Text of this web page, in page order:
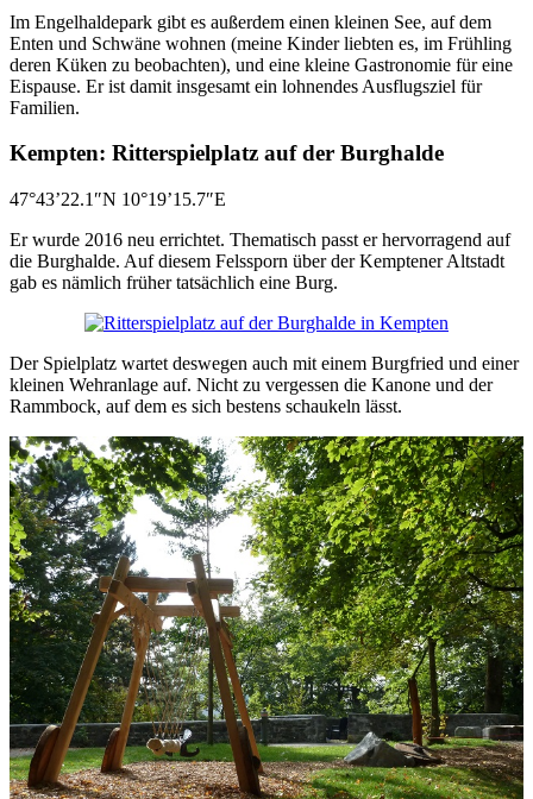
Im Engelhaldepark gibt es außerdem einen kleinen See, auf dem
Enten und Schwäne wohnen (meine Kinder liebten es, im Frühling
deren Küken zu beobachten), und eine kleine Gastronomie für eine
Eispause. Er ist damit insgesamt ein lohnendes Ausflugsziel für
Familien.
Kempten: Ritterspielplatz auf der Burghalde
47°43’22.1″N 10°19’15.7″E
Er wurde 2016 neu errichtet. Thematisch passt er hervorragend auf
die Burghalde. Auf diesem Felssporn über der Kemptener Altstadt
gab es nämlich früher tatsächlich eine Burg.
Der Spielplatz wartet deswegen auch mit einem Burgfried und einer
kleinen Wehranlage auf. Nicht zu vergessen die Kanone und der
Rammbock, auf dem es sich bestens schaukeln lässt.